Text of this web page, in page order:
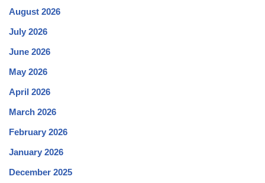
August 2026
July 2026
June 2026
May 2026
April 2026
March 2026
February 2026
January 2026
December 2025